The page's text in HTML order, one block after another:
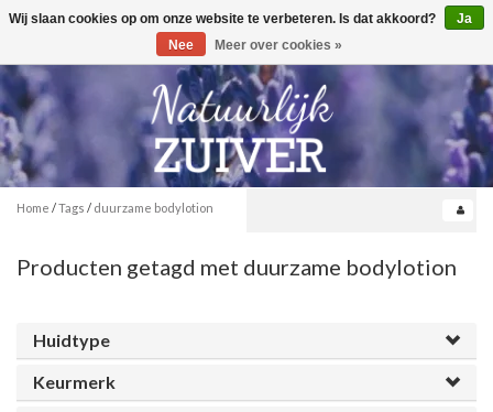
Toggle
0
Home /Tags / duurzame bodylotion
Producten getagd met duurzame bodylotion
Huidtype
Keurmerk
Wij slaan cookies op om onze website te verbeteren. Is dat akkoord?
Ja
Nee
Meer over cookies »